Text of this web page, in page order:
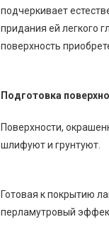
подчеркивает
придания ей легкого
поверхность
Подготовка
Поверхности,
шлифуют и грунтуют.
Готовая к покрытию
перламутровый